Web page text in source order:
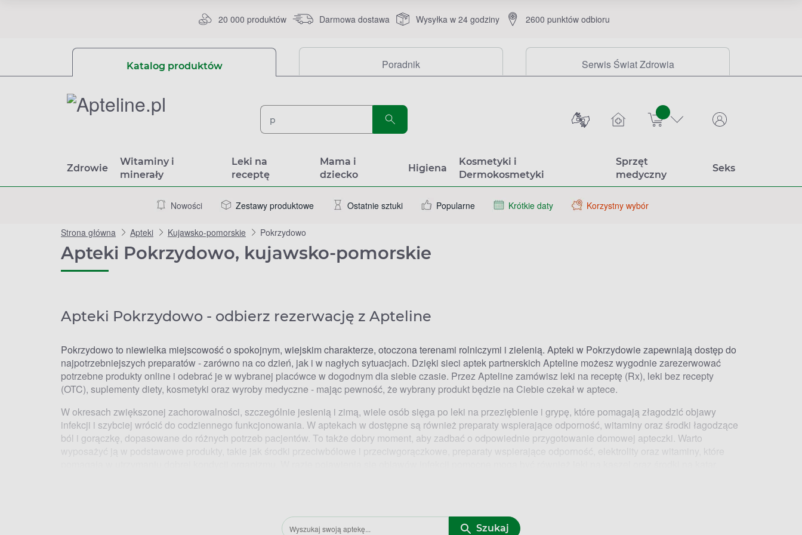
20 000 produktów Darmowa dostawa Wysyłka w 24 godziny 2600 punktów odbioru
Katalog produktów Poradnik Serwis Świat Zdrowia
sztuk
Zdrowie
Witaminy i
minerały
Leki na
receptę
Mama i
dziecko
Higiena
Kosmetyki i
Dermokosmetyki
Sprzęt
medyczny
Seks
Nowości Zestawy produktowe Ostatnie sztuki Popularne Krótkie daty Korzystny wybór
Strona główna Apteki Kujawsko-pomorskie Pokrzydowo
Apteki Pokrzydowo, kujawsko-pomorskie
Apteki Pokrzydowo - odbierz rezerwację z Apteline
Pokrzydowo to niewielka miejscowość o spokojnym, wiejskim charakterze, otoczona terenami rolniczymi i zielenią. Apteki w Pokrzydowie zapewniają dostęp do
najpotrzebniejszych preparatów - zarówno na co dzień, jak i w nagłych sytuacjach. Dzięki sieci aptek partnerskich Apteline możesz wygodnie zarezerwować
potrzebne produkty online i odebrać je w wybranej placówce w dogodnym dla siebie czasie. Przez Apteline zamówisz leki na receptę (Rx), leki bez recepty
(OTC), suplementy diety, kosmetyki oraz wyroby medyczne - mając pewność, że wybrany produkt będzie na Ciebie czekał w aptece.
W okresach zwiększonej zachorowalności, szczególnie jesienią i zimą, wiele osób sięga po leki na przeziębienie i grypę, które pomagają złagodzić objawy
infekcji i szybciej wrócić do codziennego funkcjonowania. W aptekach w dostępne są również preparaty wspierające odporność, witaminy oraz środki łagodzące
ból i gorączkę, dopasowane do różnych potrzeb pacjentów. To także dobry moment, aby zadbać o odpowiednie przygotowanie domowej apteczki. Warto
wyposażyć ją w podstawowe produkty, takie jak środki przeciwbólowe i przeciwgorączkowe, preparaty wspierające odporność elektrolity
oraz witaminy, które
Szukaj